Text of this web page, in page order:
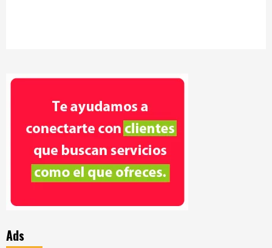
Ads